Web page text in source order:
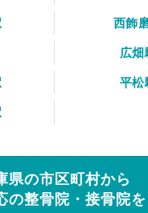
西飾
広畑
平松
県の市区町村から
の整骨院・接骨院